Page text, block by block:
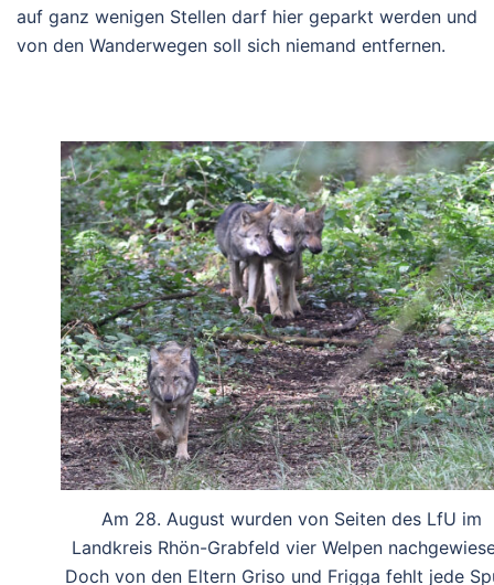
auf ganz wenigen Stellen darf hier geparkt werden und
von den Wanderwegen soll sich niemand entfernen.
Am 28. August wurden von Seiten des LfU im
Landkreis Rhön-Grabfeld vier Welpen
Doch von den Eltern Griso und Frigga fehlt jede